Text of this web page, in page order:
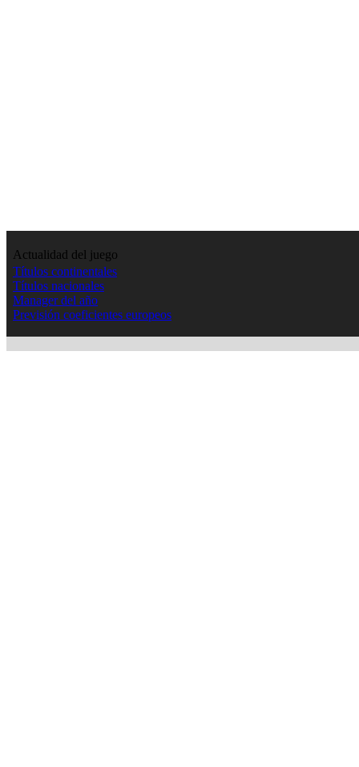
Actualidad del juego
Títulos continentales
Títulos nacionales
Manager del año
Previsión coeficientes europeos